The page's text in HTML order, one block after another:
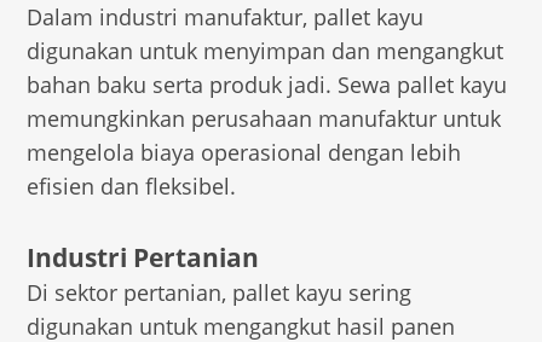
Dalam industri manufaktur, pallet kayu
digunakan untuk menyimpan dan mengangkut
bahan baku serta produk jadi. Sewa pallet kayu
memungkinkan perusahaan manufaktur untuk
mengelola biaya operasional dengan lebih
efisien dan fleksibel.
Industri Pertanian
Di sektor pertanian, pallet kayu sering
digunakan untuk mengangkut hasil panen